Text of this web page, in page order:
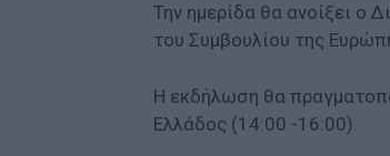
Την ημερίδα θα ανοίξει ο
του Συμβουλίου της
Η εκδήλωση θα
Ελλάδος (14:00 -16:00).